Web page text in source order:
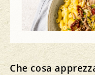
Ricette
Che cosa